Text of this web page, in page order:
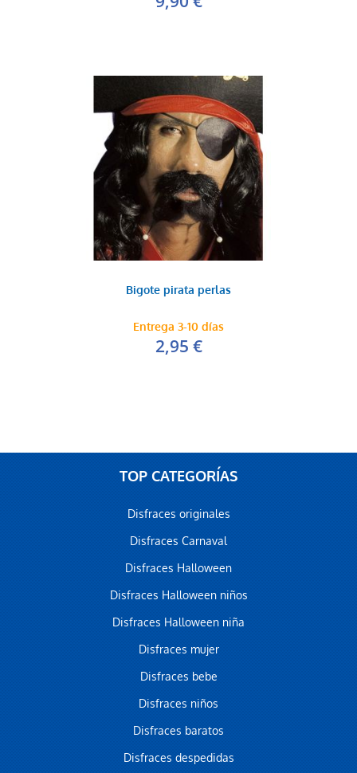
Bigote pirata perlas
Entrega 3-10 días
2,95 €
TOP CATEGORÍAS
Disfraces originales
Disfraces Carnaval
Disfraces Halloween
Disfraces Halloween niños
Disfraces Halloween niña
Disfraces mujer
Disfraces bebe
Disfraces niños
Disfraces baratos
Disfraces despedidas